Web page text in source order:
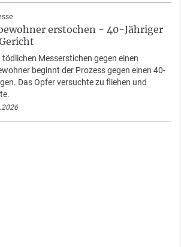
erstochen - 40-Jähriger
tödlichen Messerstichen gegen einen
beginnt der Prozess gegen einen 40-
Das Opfer versuchte zu fliehen und